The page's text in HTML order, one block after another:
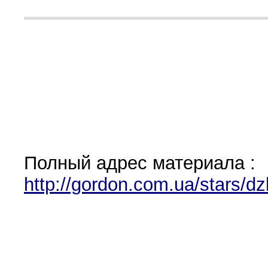
Полный адрес материала :
http://gordon.com.ua/stars/